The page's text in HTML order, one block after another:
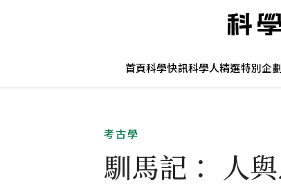
首頁科學快訊科學人精選特別企
考古學
馴馬記： 人